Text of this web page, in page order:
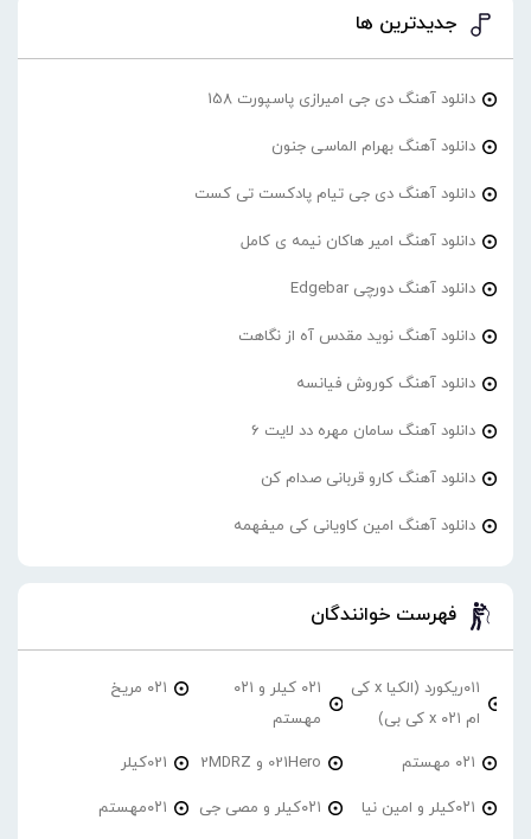
جدیدترین ها
دانلود آهنگ دی جی امیرازی پاسپورت 158
دانلود آهنگ بهرام الماسی جنون
دانلود آهنگ دی جی تیام پادکست تی کست
دانلود آهنگ امیر هاکان نیمه ی کامل
دانلود آهنگ دورچی Edgebar
دانلود آهنگ نوید مقدس آه از نگاهت
دانلود آهنگ کوروش فیانسه
دانلود آهنگ سامان مهره دد لایت 6
دانلود آهنگ کارو قربانی صدام کن
دانلود آهنگ امین کاویانی کی میفهمه
فهرست خوانندگان
۰۱۱ریکورد (الکیا x کی
ام ۰۲۱ x کی بی)
۰۲۱ کیلر و ۰۲۱
مهستم
۰۲۱ مریخ
۰۲۱ مهستم 021Hero و 2MDRZ 021کیلر
۰۲۱کیلر و امین نیا ۰۲۱کیلر و مصی جی ۰۲۱مهستم